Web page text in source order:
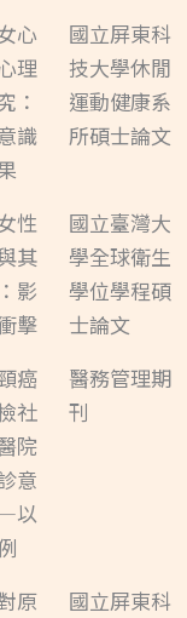
心
理
：
識
國立屏東科
技大學休閒
運動健康系
所碩士論文
性
其
影
擊
國立臺灣大
學全球衛生
學位學程碩
士論文
癌
社
院
意
以
醫務管理期
刊
原
國立屏東科